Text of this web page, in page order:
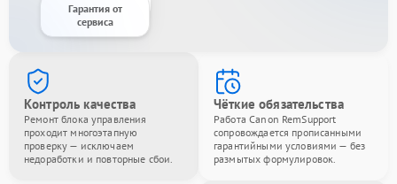
Гарантия от
сервиса
Контроль качества
Ремонт блока управления
проходит многоэтапную
проверку — исключаем
недоработки и повторные сбои.
Чёткие обязательства
Работа Canon RemSupport
сопровождается прописанными
гарантийными условиями — без
размытых формулировок.